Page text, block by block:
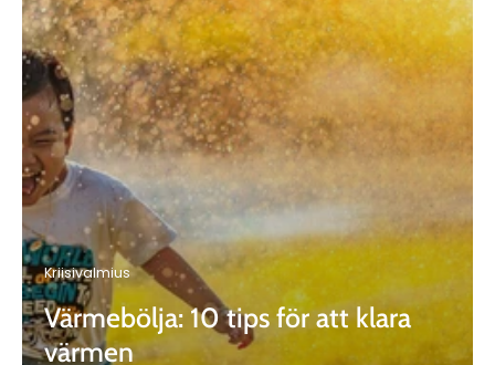
Kriisivalmius
Värmebölja: 10 tips för att klara
värmen